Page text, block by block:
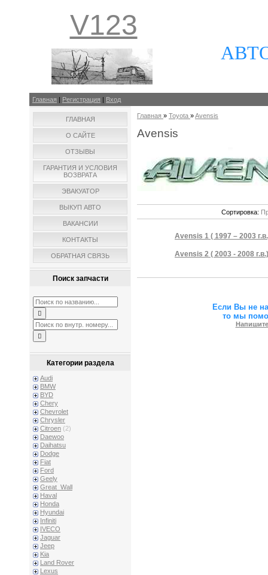
V123
Главная | Регистрация | Вход
ГЛАВНАЯ
О САЙТЕ
ОТЗЫВЫ
ГАРАНТИЯ И УСЛОВИЯ
ВОЗВРАТА
ЭВАКУАТОР
ВЫКУП АВТО
ВАКАНСИИ
КОНТАКТЫ
ОБРАТНАЯ СВЯЗЬ
Поиск запчасти
Категории раздела
Audi
BMW
BYD
Chery
Chevrolet
Chrysler
Citroen (2)
Daewoo
Daihatsu
Dodge
Fiat
Ford
Geely
Great_Wall
Haval
Honda
Hyundai
Infiniti
IVECO
Jaguar
Jeep
Kia
Land Rover
Lexus
Главная » Toyota »Avensis
Avensis
Сортировка:
Avensis 1 ( 1997 – 2003
Avensis 2 ( 2003 - 2008 г.в.)
Если Вы не
то мы